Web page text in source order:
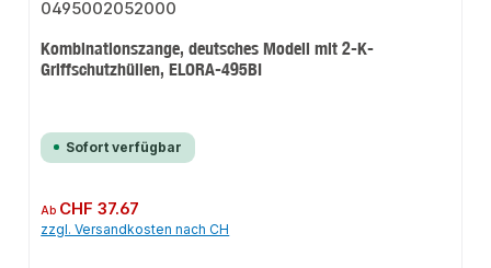
Kombinationszange, deutsches Modell mit 2-K-
Griffschutzhüllen, ELORA-495BI
Sofort verfügbar
Regulärer Preis:
Ab CHF 37.67
zzgl. Versandkosten nach CH